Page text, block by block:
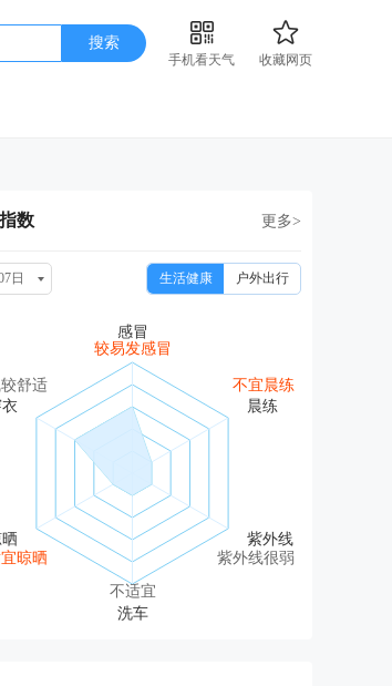
搜索
手机看天气
收藏网页
中雨
东北风
1级
周二
中雨
东北风
2级
周三
中雨
东北风
1级
数 更多>
日 生活健康 户外出行
较易发感冒
舒适
晾晒
不适宜
紫外线很弱
不宜晨练